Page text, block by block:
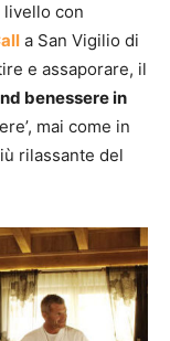
livello con
a San Vigilio di
e assaporare, il
benessere in
mai come in
rilassante del